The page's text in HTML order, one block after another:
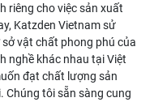
riêng cho việc sản xuất
Katzden Vietnam sử
vật chất phong phú của
nghề khác nhau tại Việt
đạt chất lượng sản
Chúng tôi sẵn sàng cung